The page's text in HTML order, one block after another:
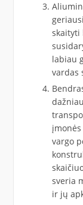
skaityti
labiau
vardas
vargo
sveria
ir jų